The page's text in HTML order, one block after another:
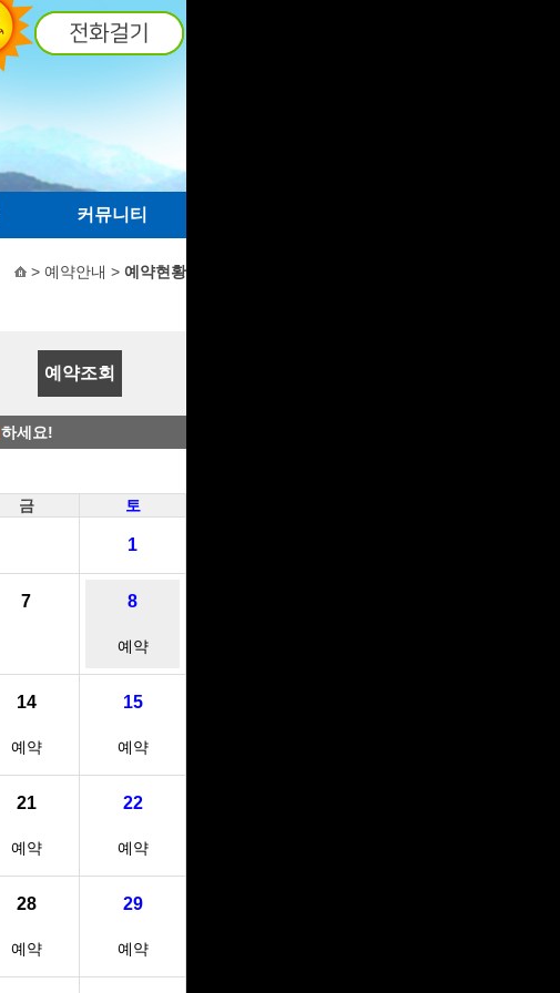
커뮤니티
> 예약안내 > 예약현황
하세요!
금 토
1
7 8
예약
14
예약
15
예약
21
예약
22
예약
28
예약
29
예약